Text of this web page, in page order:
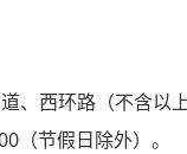
、西环路（不含以
（节假日除外）。